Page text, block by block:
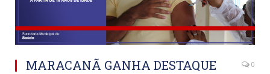
MARACANÃ GANHA DESTAQUE
0